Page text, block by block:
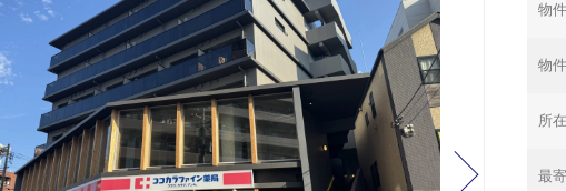
物
物
所
最